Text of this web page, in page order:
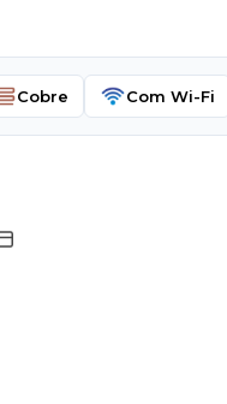
Cobre Com Wi-Fi